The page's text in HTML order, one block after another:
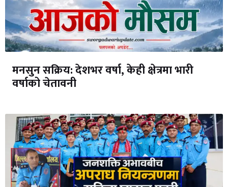
मनसुन सक्रिय: देशभर वर्षा, केही क्षेत्रमा भारी
वर्षाको चेतावनी